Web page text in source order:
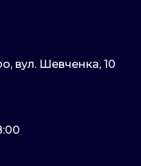
вул. Шевченка, 10